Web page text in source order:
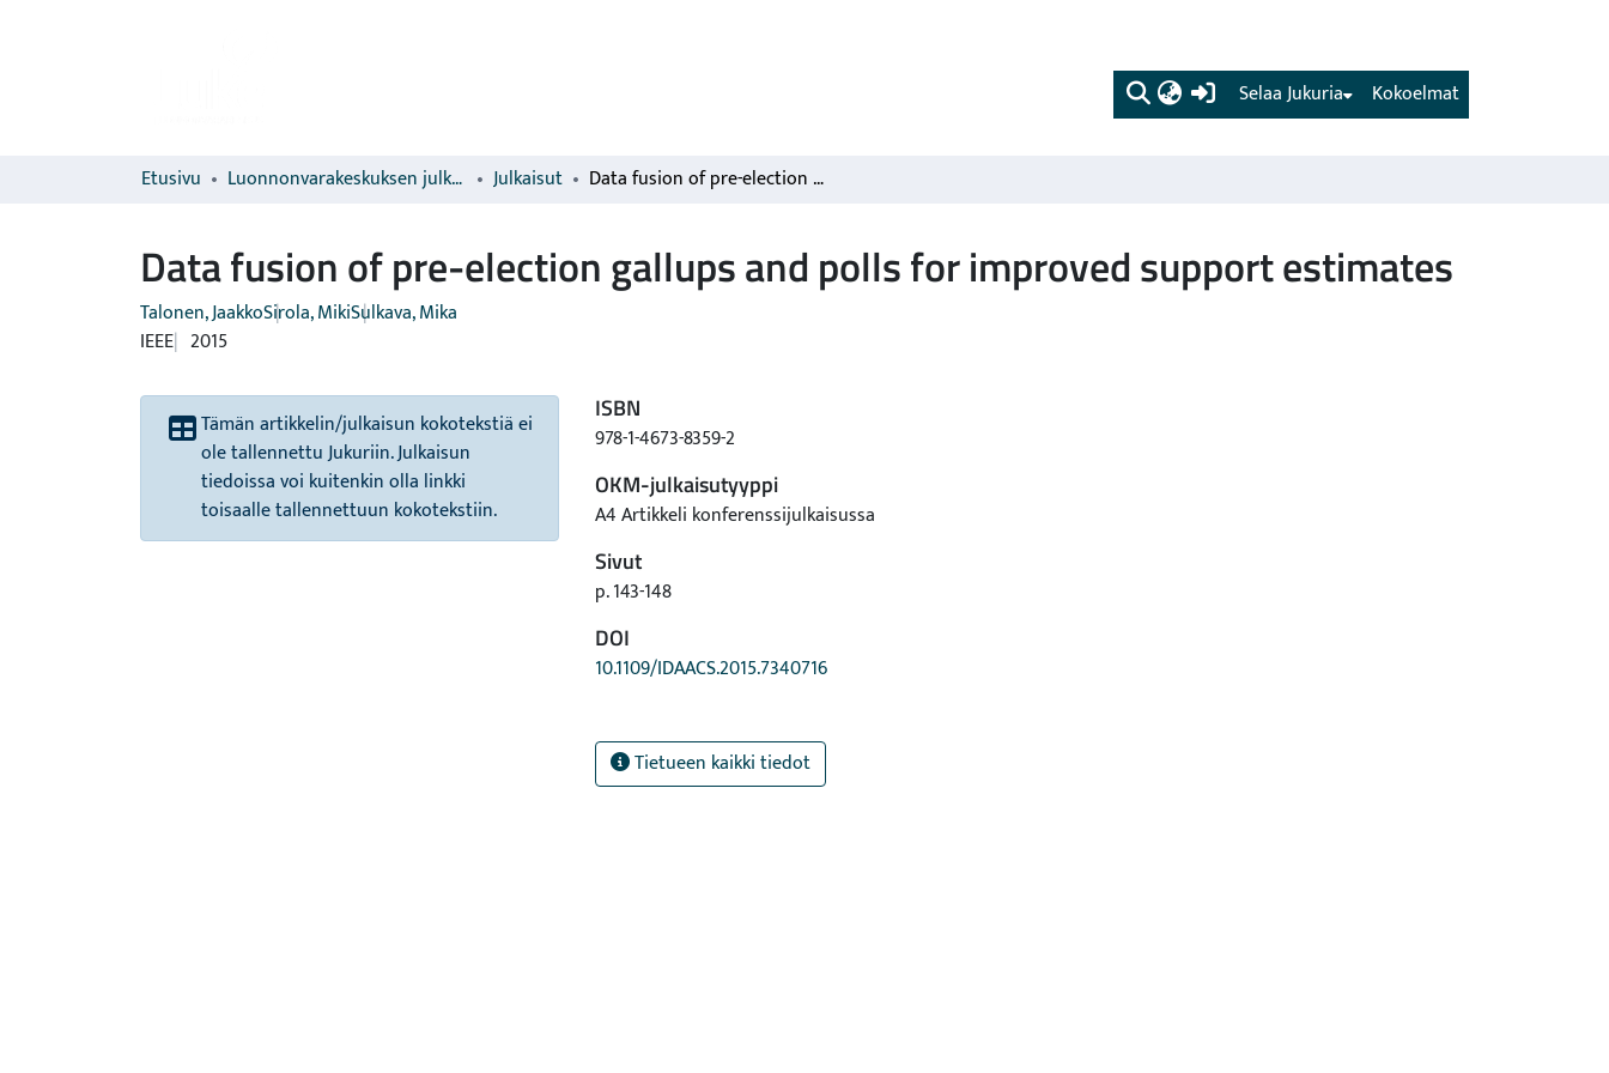
(current) Kokoelmat
Selaa Jukuria
Etusivu Luonnonvarakeskuksen julkaisut Julkaisut Data fusion of pre-election gallups and polls for improved support estimates
Data fusion of pre-election gallups and polls for improved support estimates
Talonen, JaakkoSirola, MikiSulkava, Mika
IEEE 2015
Tämän artikkelin/julkaisun kokotekstiä ei
ole tallennettu Jukuriin. Julkaisun
tiedoissa voi kuitenkin olla linkki
toisaalle tallennettuun kokotekstiin.
ISBN
978-1-4673-8359-2
OKM-julkaisutyyppi
A4 Artikkeli konferenssijulkaisussa
Sivut
p. 143-148
DOI
10.1109/IDAACS.2015.7340716
Tietueen kaikki tiedot